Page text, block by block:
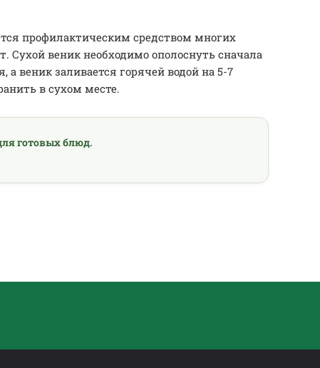
профилактическим средством многих
Сухой веник необходимо ополоснуть сначала
а веник заливается горячей водой на 5-7
в сухом месте.
готовых блюд.